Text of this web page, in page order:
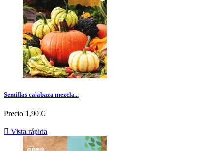
Semillas calabaza mezcla...
Precio 1,90 €
 Vista rápida